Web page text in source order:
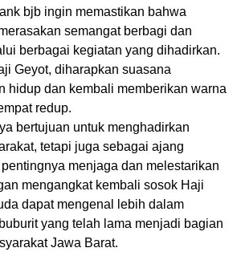
bjb ingin memastikan bahwa
semangat berbagi dan
berbagai kegiatan yang dihadirkan.
Geyot, diharapkan suasana
hidup dan kembali memberikan warna
redup.
bertujuan untuk menghadirkan
tetapi juga sebagai ajang
menjaga dan melestarikan
mengangkat kembali sosok Haji
dapat mengenal lebih dalam
yang telah lama menjadi bagian
Jawa Barat.